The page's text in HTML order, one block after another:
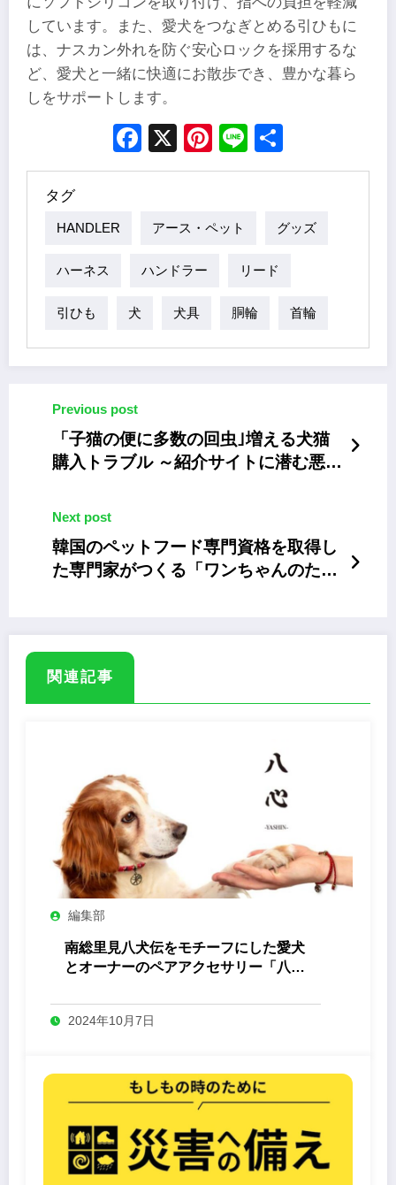
しています。また、愛犬をつなぎとめる引ひもに
は、ナスカン外れを防ぐ安心ロックを採用するな
ど、愛犬と一緒に快適にお散歩でき、豊かな暮ら
しをサポートします。
Facebook
X Pinterest
Line
タグ
HANDLER アース・ペット グッズ
ハーネス ハンドラー リード
引ひも 犬 犬具 胴輪 首輪
Previous post
「子猫の便に多数の回虫｣増える犬猫
購入トラブル ～紹介サイトに潜む悪徳
Next post
韓国のペットフード専門資格を取得し
た専門家がつくる「ワンちゃんのため
関連記事
編集部
南総里見八犬伝をモチーフにした愛犬
とオーナーのペアアクセサリー「八心
2024年10月7日